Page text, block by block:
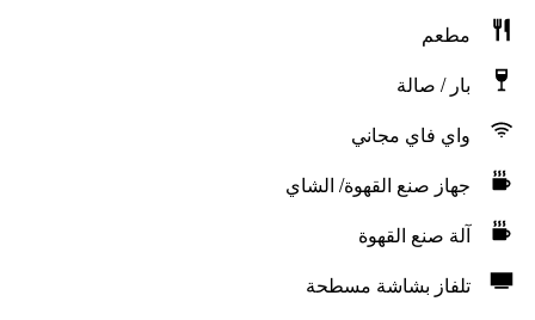
مطعم
بار / صالة
واي فاي مجاني
جهاز صنع القهوة/ الشاي
آلة صنع القهوة
تلفاز بشاشة مسطحة